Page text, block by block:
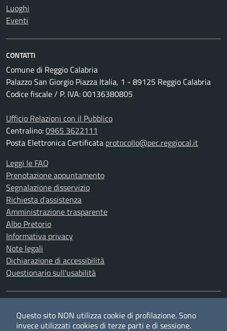
Luoghi
Eventi
CONTATTI
Comune di Reggio Calabria
Palazzo San Giorgio Piazza Italia, 1 - 89125 Reggio Calabria
Codice fiscale / P. IVA: 00136380805
Ufficio Relazioni con il Pubblico
Centralino:0965 3622111
Posta Elettronica Certificata protocollo@pec.reggiocal.it
Leggi le FAQ
Prenotazione appuntamento
Segnalazione disservizio
Richiesta d'assistenza
Amministrazione trasparente
Albo Pretorio
Informativa privacy
Note legali
Dichiarazione di accessibilità
Questionario sull'usabilità
TwitterFacebookYouTubeRSS
Questo sito NON utilizza cookie di profilazione. Sono
invece utilizzati cookies di terze parti e di sessione.